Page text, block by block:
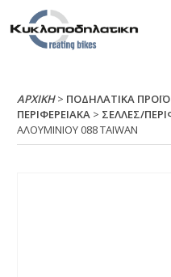
ΑΡΧΙΚΉ> ΠΟΔΗΛΑΤΙΚΑ
ΠΕΡΙΦΕΡΕΙΑΚΑ > ΣΕΛΛΕΣ/
ΑΛΟΥΜΙΝΙΟΥ 088 ΤΑΙWΑΝ